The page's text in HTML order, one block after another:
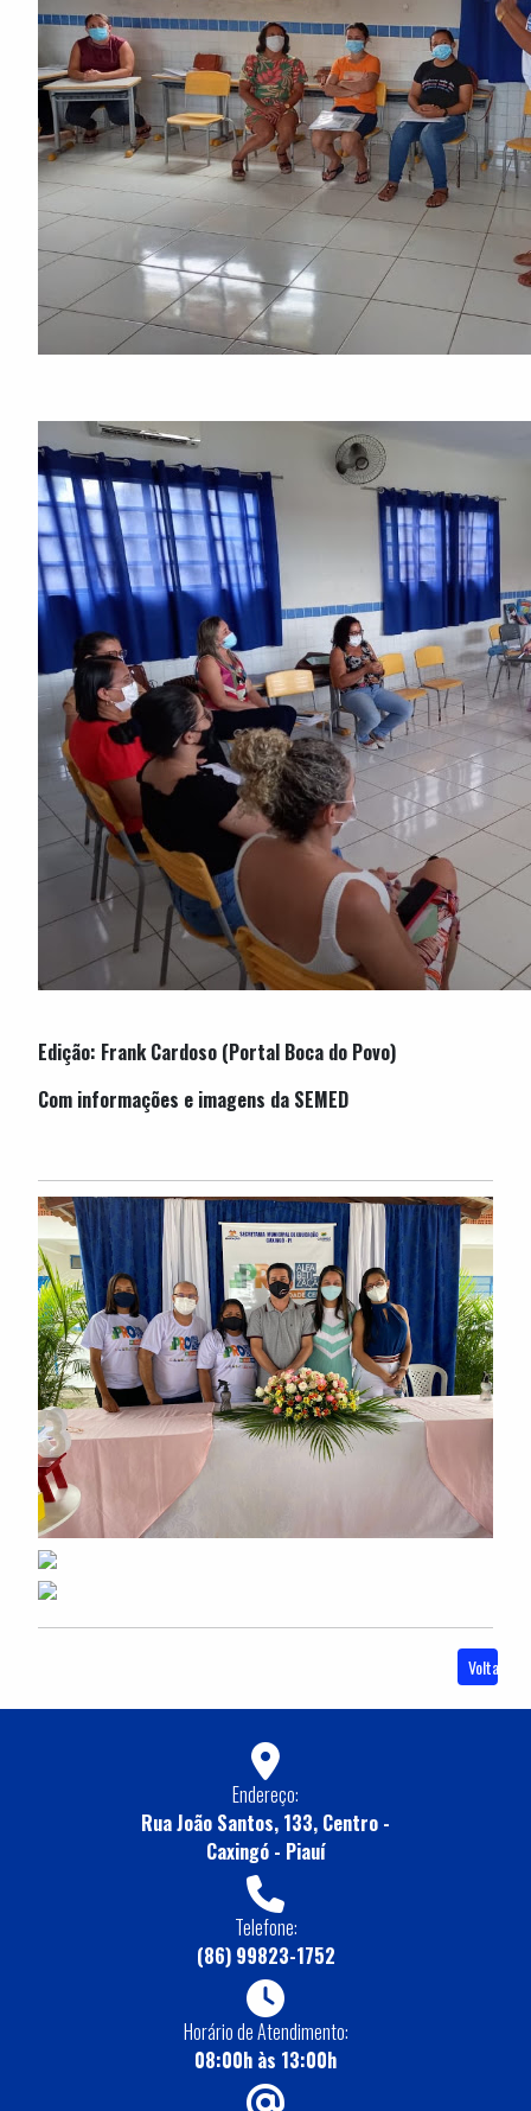
Edição: Frank Cardoso (Portal Boca do Povo)
Com informações e imagens da SEMED
Voltar
Endereço:
Rua João Santos, 133, Centro -
Caxingó - Piauí
Telefone:
(86) 99823-1752
Horário de Atendimento:
08:00h às 13:00h